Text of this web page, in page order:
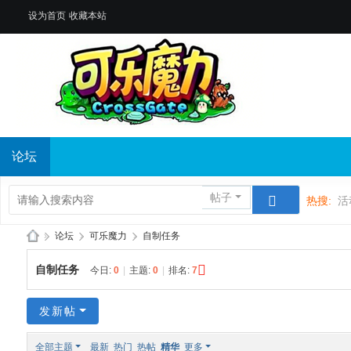
设为首页 收藏本站
论坛
帖子 热搜: 活
z!
» 论坛 › 可乐魔力 › 自制任务
自制任务 今日: 0 主题: 0 排名: 7
发新帖
全部主题 最新 热门 热帖 精华 更多